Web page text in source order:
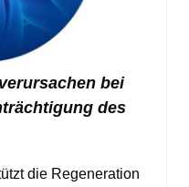
bei
des
die Regeneration